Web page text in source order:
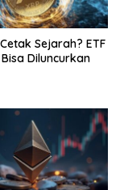
Sejarah? ETF
Diluncurkan